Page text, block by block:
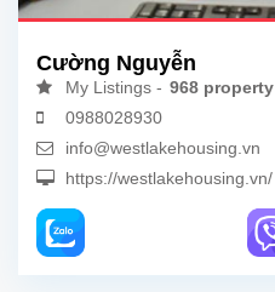
Cường Nguyễn
My Listings - 968 property
0988028930
info@westlakehousing.vn
https://westlakehousing.vn/